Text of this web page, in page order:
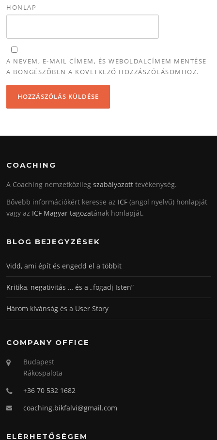
HONLAP
A NEVEM, E-MAIL CÍMEM, ÉS WEBOLDALCÍMEM MENTÉSE
A BÖNGÉSZŐBEN A KÖVETKEZŐ HOZZÁSZÓLÁSOMHOZ.
COACHING
A Coaching nemzetközilegszabályozott tevékenység.
Bővebb információkért keresse az ICF (angol nyelvű) honlapját
vagy az ICF Magyar tagozatának honlapját.
BLOG BEJEGYZÉSEK
Vidd, ami épít és engedd el a többit
Kritika, negativitás … és a „fogadj Isten”
Három kívánság és a User Story
COMPANY OFFICE
Budapest
Rákospalota
+36 70 532 1682
coaching.bikfalvi@gmail.com
ELÉRHETŐSÉGEM